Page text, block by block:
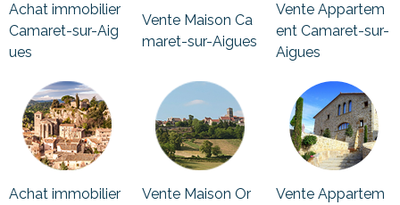
Achat immobilier
Camaret-sur-Aig
ues
Vente Maison Ca
maret-sur-Aigues
Vente Appartem
ent Camaret-sur-
Aigues
Achat immobilier
Vente Maison Or
Vente Appartem